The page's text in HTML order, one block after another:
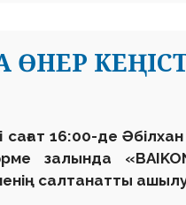
сағат 16:00-де
залында
салтанатты